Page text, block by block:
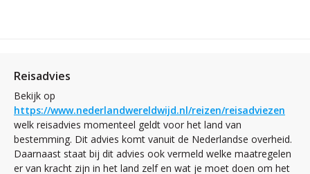
Reisadvies
Bekijk op
https://www.nederlandwereldwijd.nl/reizen/reisadviezen
welk reisadvies momenteel geldt voor het land van
bestemming. Dit advies komt vanuit de Nederlandse overheid.
Daarnaast staat bij dit advies ook vermeld welke maatregelen
er van kracht zijn in het land zelf en wat je moet doen om het